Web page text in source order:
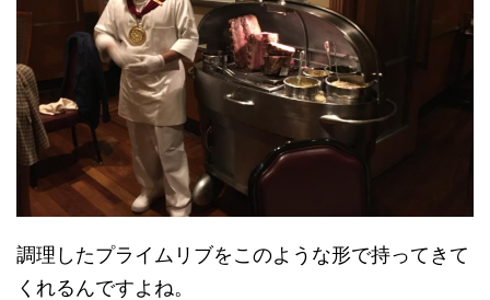
調理したプライムリブをこのような形で持ってきて
くれるんですよね。